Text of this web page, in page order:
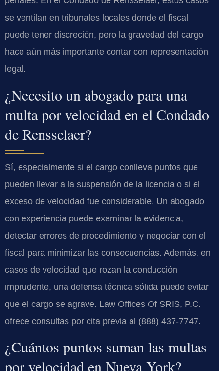
se ventilan en tribunales locales donde el fiscal
puede tener discreción, pero la gravedad del cargo
hace aún más importante contar con representación
legal.
¿Necesito un abogado para una
multa por velocidad en el Condado
de Rensselaer?
Sí, especialmente si el cargo conlleva puntos que
pueden llevar a la suspensión de la licencia o si el
exceso de velocidad fue considerable. Un abogado
con experiencia puede examinar la evidencia,
detectar errores de procedimiento y negociar con el
fiscal para minimizar las consecuencias. Además, en
casos de velocidad que rozan la conducción
imprudente, una defensa técnica sólida puede evitar
que el cargo se agrave. Law Offices Of SRIS, P.C.
ofrece consultas por cita previa al (888) 437-7747.
¿Cuántos puntos suman las multas
por velocidad en Nueva York?